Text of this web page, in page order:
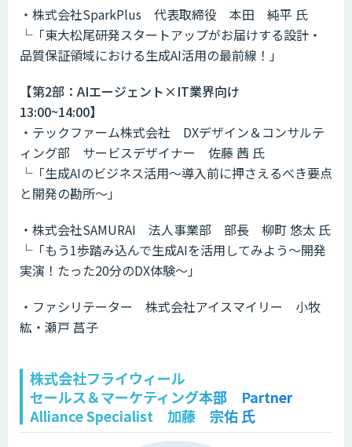
・株式会社SparkPlus 代表取締役 本田 純平 氏
└「東大松尾研発スタートアップがお届けする設計・
品質保証領域における生成AI活用の最前線！」
【第2部：AIエージェント×IT業界向け
13:00~14:00】
・テックファーム株式会社 DXデザイン＆コンサルテ
ィング部 サービスデザイナー 佐藤 茜 氏
└「生成AIのビジネス活用〜導入前に押さえるべき要点
と開発の勘所〜」
・株式会社SAMURAI 法人事業部 部長 柳町 悠太 氏
└「もう1歩踏み込んで生成AIを活用してみよう〜開発
実演！たった20分のDX体験〜」
・ファシリテーター 株式会社アイスマイリー 小牧
紘・瀬戸 菖子
株式会社フライウィール
セールス＆マーケティング本部 Partner
Alliance Specialist 加藤 宗佑 氏